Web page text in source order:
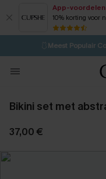
App-voordelen
10% korting voor
⚡️LAATSTE
🩱Meest Populair
💌Abonneer
Koop 3,
Bikini set met
37,00 €